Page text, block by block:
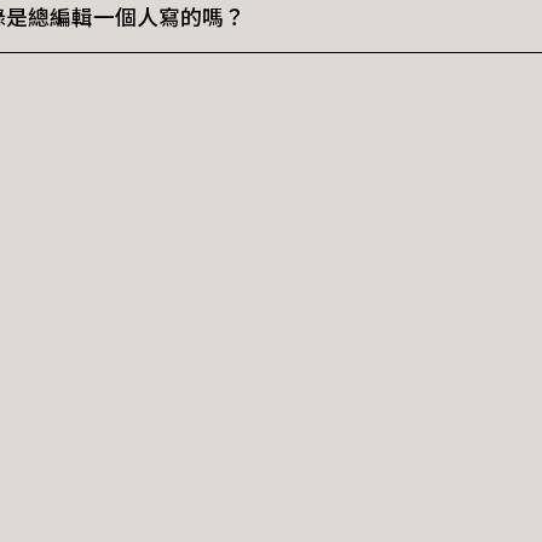
準是：你讀完每一期核心觀念後，能用「三句話」向完全
不到，那是我們團隊的責任，不是你的問題。
雜誌的強項是「廣度」：涵蓋政治、商業、社會、生活，
總編輯一個人寫的嗎？